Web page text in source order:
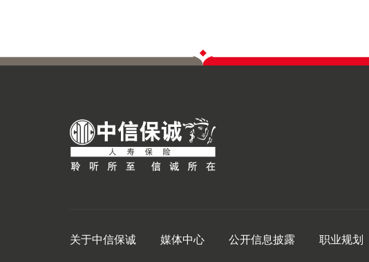
关于中信保诚 媒体中心 公开信息披露 职业规划